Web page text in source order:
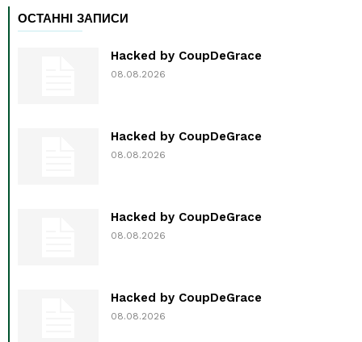
ОСТАННІ ЗАПИСИ
Hacked by CoupDeGrace
08.08.2026
Hacked by CoupDeGrace
08.08.2026
Hacked by CoupDeGrace
08.08.2026
Hacked by CoupDeGrace
08.08.2026